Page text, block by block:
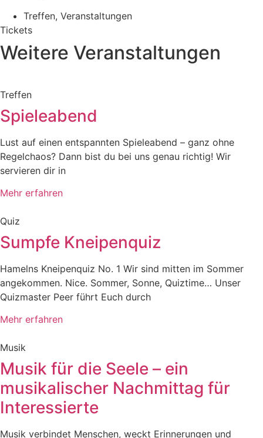
Treffen, Veranstaltungen
Tickets
Weitere Veranstaltungen
Treffen
Spieleabend
Lust auf einen entspannten Spieleabend – ganz ohne
Regelchaos? Dann bist du bei uns genau richtig! Wir
servieren dir in
Mehr erfahren
Quiz
Sumpfe Kneipenquiz
Hamelns Kneipenquiz No. 1 Wir sind mitten im Sommer
angekommen. Nice. Sommer, Sonne, Quiztime… Unser
Quizmaster Peer führt Euch durch
Mehr erfahren
Musik
Musik für die Seele – ein
musikalischer Nachmittag für
Interessierte
Musik verbindet Menschen, weckt Erinnerungen und